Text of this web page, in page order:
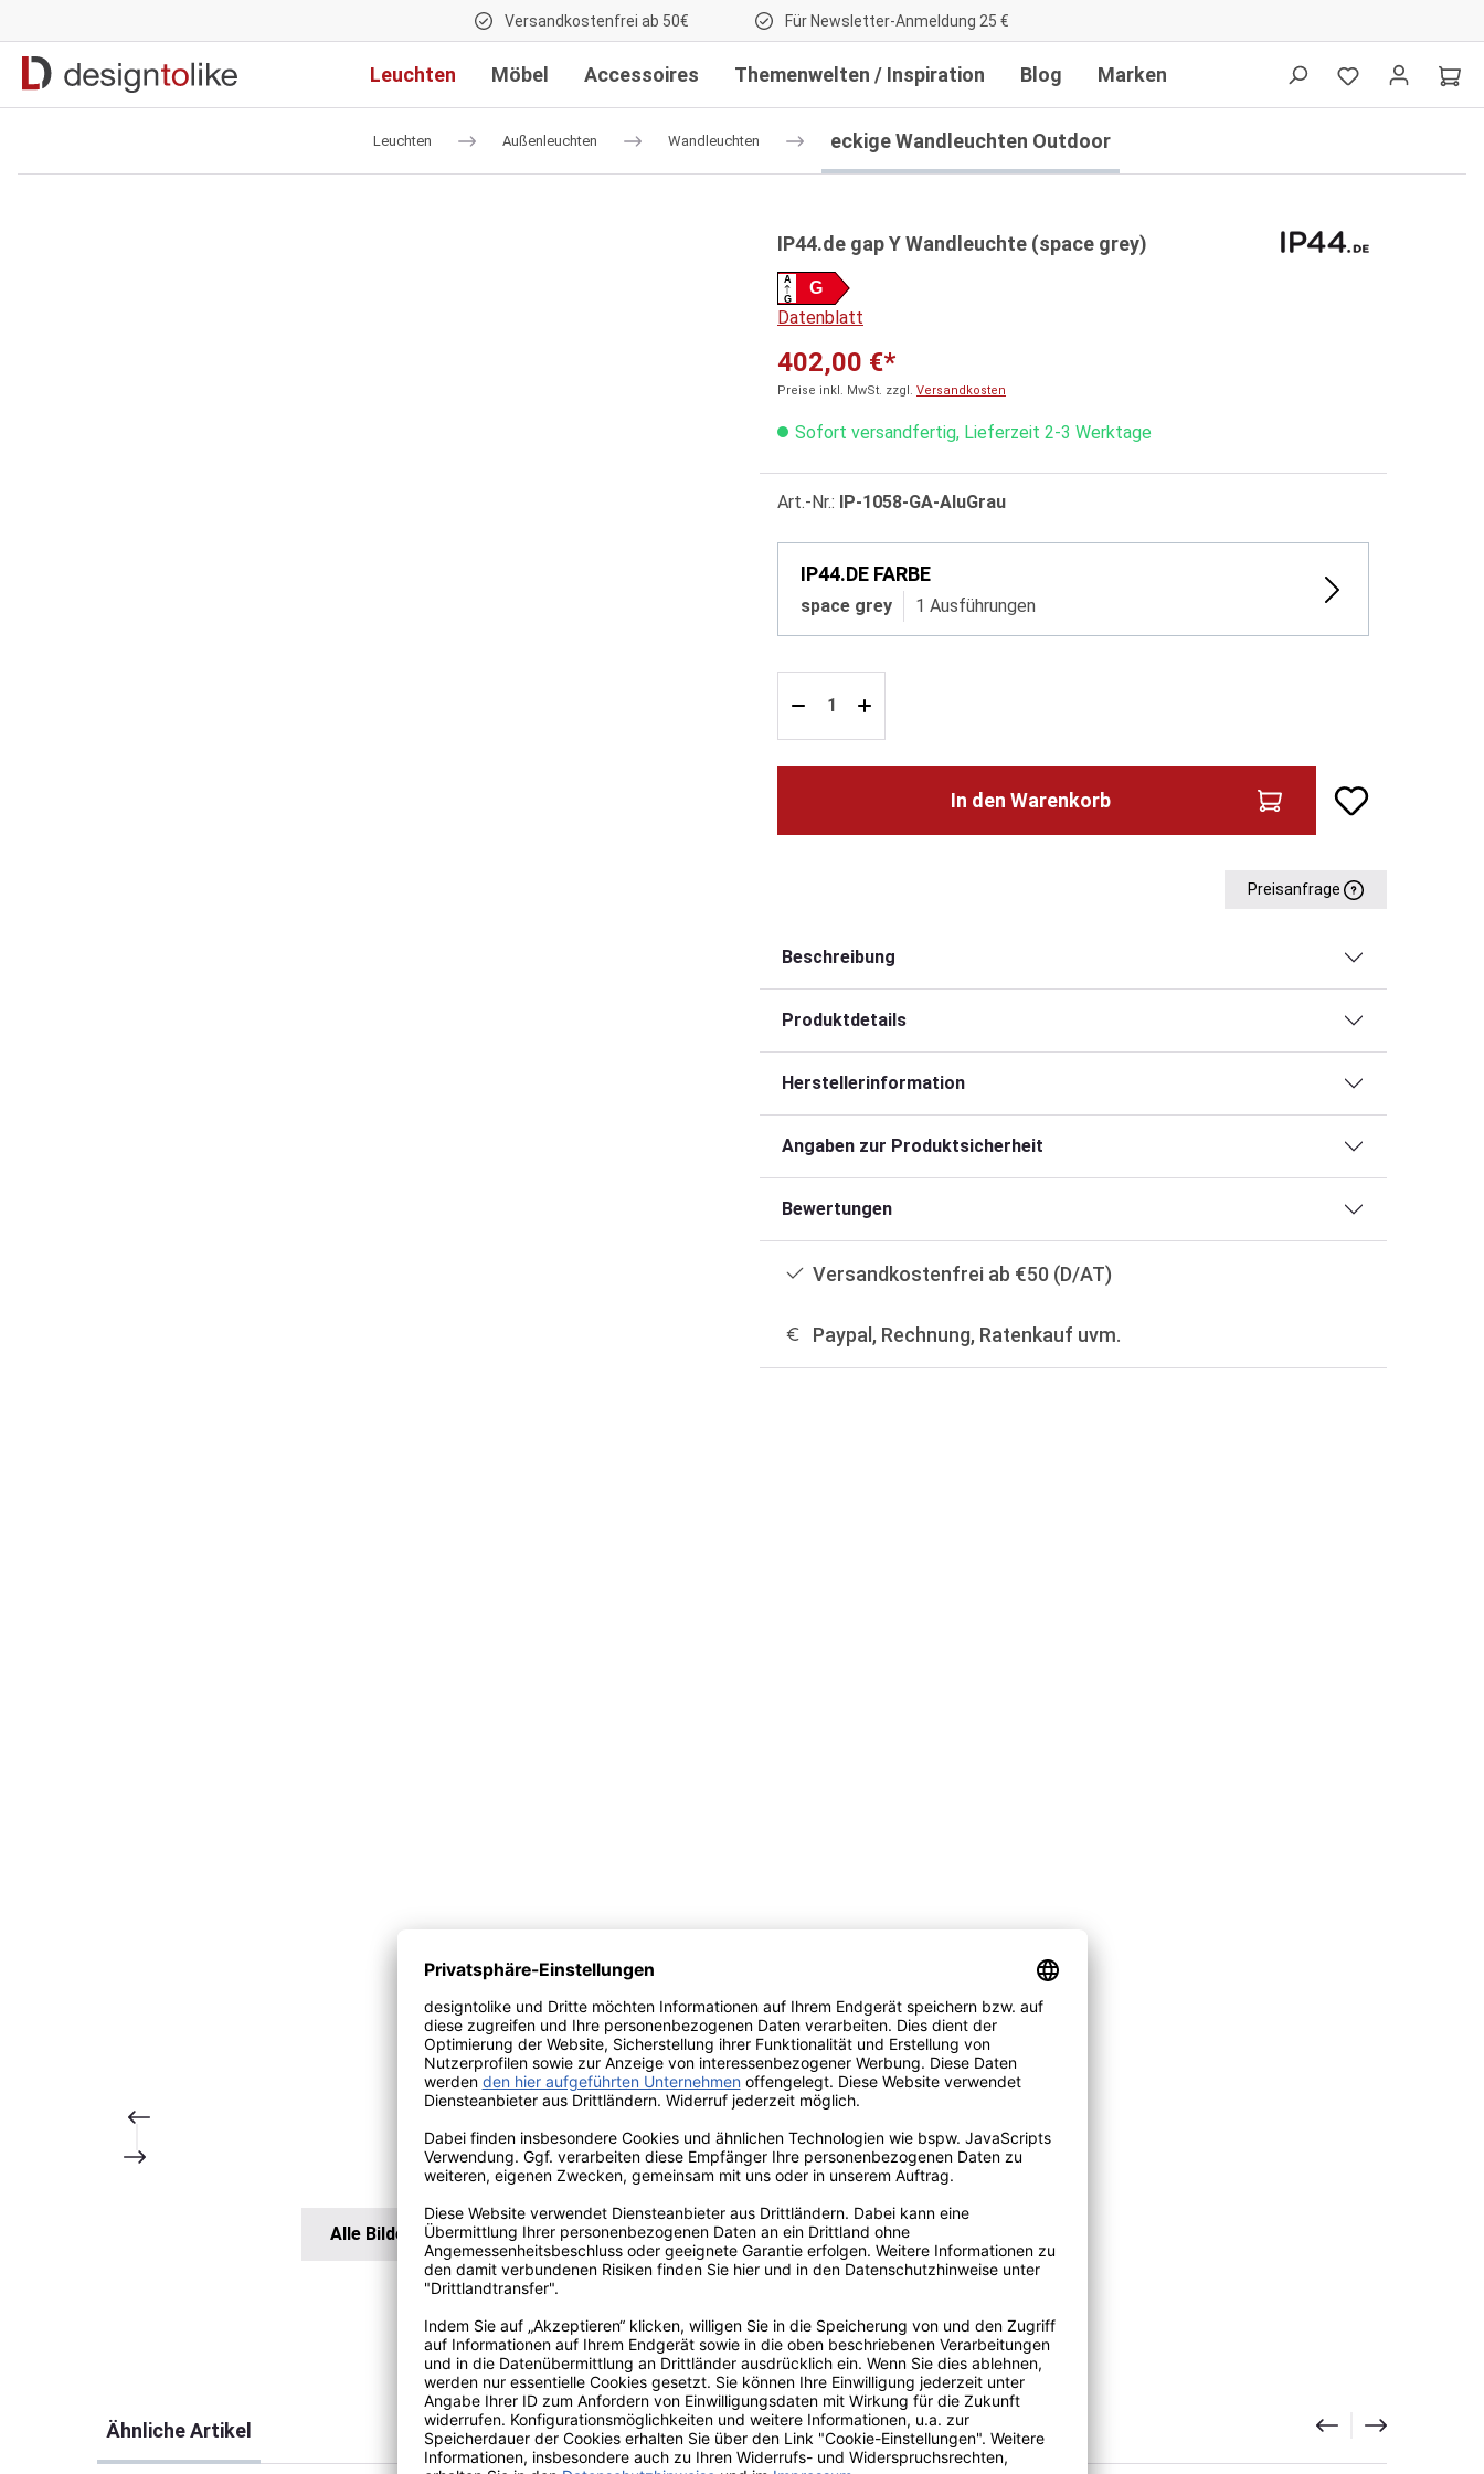
Versandkostenfrei ab 50€ Für Newsletter-Anmeldung 25 €
Leuchten Möbel Accessoires Themenwelten / Inspiration Blog Marken
Leuchten Außenleuchten Wandleuchten eckige Wandleuchten Outdoor
Alle Bilder anzeigen
IP44.de gap Y Wandleuchte (space grey)
G
A
G
Datenblatt
402,00 €*
Preise inkl. MwSt. zzgl. Versandkosten
Sofort versandfertig, Lieferzeit 2-3 Werktage
Art.-Nr.: IP-1058-GA-AluGrau
IP44.DE FARBE
space grey 1 Ausführungen
In den Warenkorb
Preisanfrage
Beschreibung
Produktdetails
Herstellerinformation
Angaben zur Produktsicherheit
Bewertungen
Versandkostenfrei ab €50 (D/AT)
Paypal, Rechnung, Ratenkauf uvm.
Ähnliche Artikel